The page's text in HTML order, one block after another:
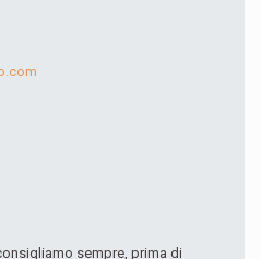
sempre, prima di